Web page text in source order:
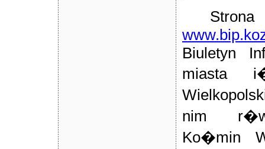
Strona
Biuletyn
miasta
nim
Ko�min